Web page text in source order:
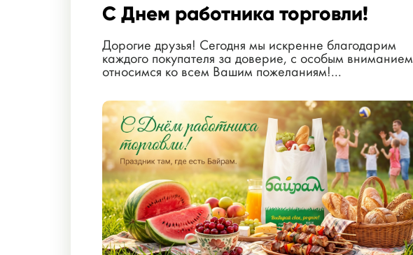
С Днем работника торговли!
Дорогие друзья! Сегодня мы искренне благодарим
каждого покупателя за доверие, с особым вниманием
относимся ко всем Вашим пожеланиям!...